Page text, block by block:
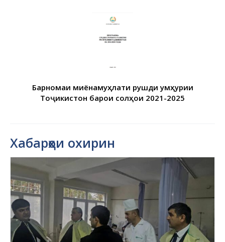
Барномаи миёнамуҳлати рушди Ҷумҳурии
Тоҷикистон барои солҳои 2021-2025
Хабарҳои охирин